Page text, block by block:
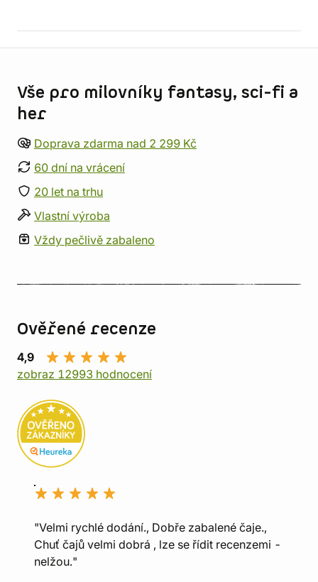
Vše pro milovníky fantasy, sci-fi a
her
Doprava zdarma nad 2 299 Kč
60 dní na vrácení
20 let na trhu
Vlastní výroba
Vždy pečlivě zabaleno
Ověřené recenze
4,9
zobraz 12993 hodnocení
"Velmi rychlé dodání., Dobře zabalené čaje.,
Chuť čajů velmi dobrá , lze se řídit recenzemi -
nelžou."